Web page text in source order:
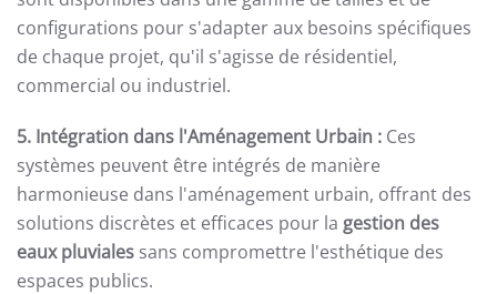
configurations pour s'adapter aux besoins spécifiques
de chaque projet, qu'il s'agisse de résidentiel,
commercial ou industriel.
5. Intégration dans l'Aménagement Urbain : Ces
systèmes peuvent être intégrés de manière
harmonieuse dans l'aménagement urbain, offrant des
solutions discrètes et efficaces pour la gestion des
eaux pluviales sans compromettre l'esthétique des
espaces publics.